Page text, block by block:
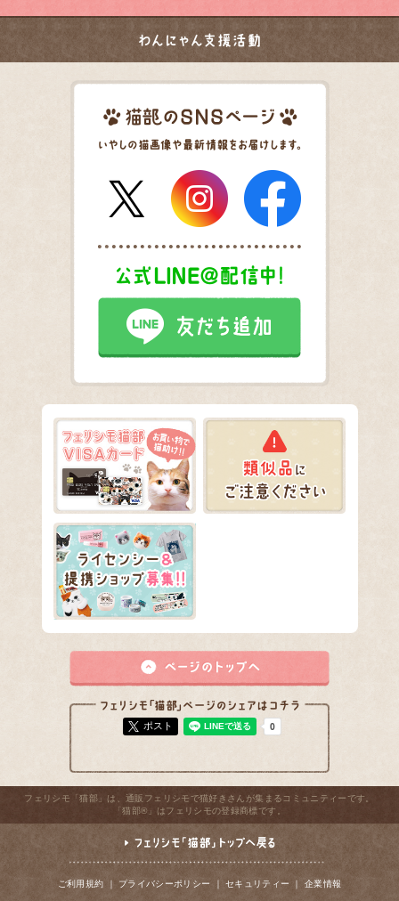
ポスト
フェリシモ「猫部」は、通販フェリシモで猫好きさんが集まるコミュニティーです。
「猫部®」はフェリシモの登録商標です。
ご利用規約 ｜ プライバシーポリシー ｜ セキュリティー ｜ 企業情報